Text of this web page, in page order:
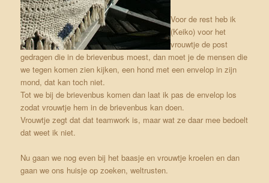
Voor de rest heb ik
(Keiko) voor het
vrouwtje de post
gedragen die in de brievenbus moest, dan moet je de mensen die
we tegen komen zien kijken, een hond met een envelop in zijn
mond, dat kan toch niet.
Tot we bij de brievenbus komen dan laat ik pas de envelop los
zodat vrouwtje hem in de brievenbus kan doen.
Vrouwtje zegt dat dat teamwork is, maar wat ze daar mee bedoelt
dat weet ik niet.
Nu gaan we nog even bij het baasje en vrouwtje kroelen en dan
gaan we ons huisje op zoeken, weltrusten.